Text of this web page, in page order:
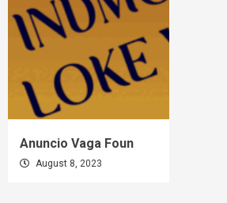
Anuncio Vaga Foun
August 8, 2023